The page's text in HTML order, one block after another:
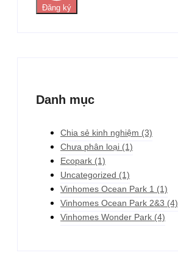
Đăng ký
Danh mục
Chia sẻ kinh nghiệm (3)
Chưa phân loại (1)
Ecopark (1)
Uncategorized (1)
Vinhomes Ocean Park 1 (1)
Vinhomes Ocean Park 2&3 (4)
Vinhomes Wonder Park (4)